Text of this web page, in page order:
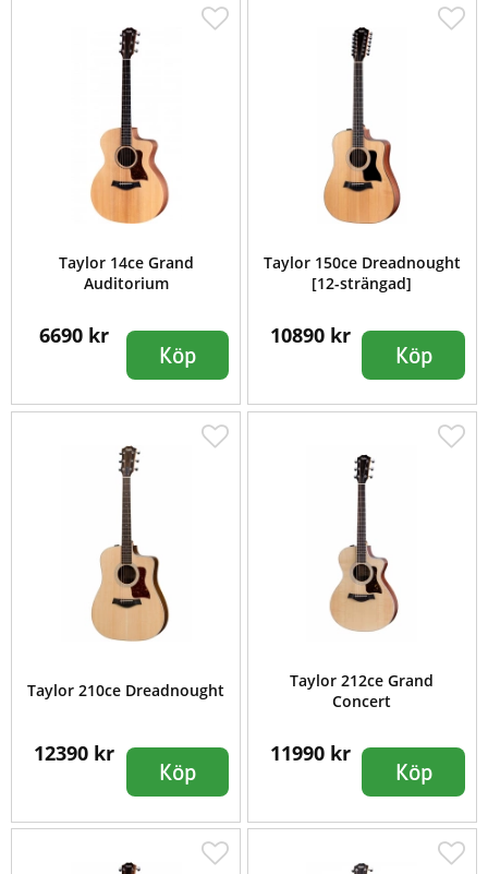
Taylor 14ce Grand
Auditorium
6690 kr
Köp
Taylor 150ce Dreadnought
[12-strängad]
10890 kr
Köp
Taylor 210ce Dreadnought
12390 kr
Köp
Taylor 212ce Grand
Concert
11990 kr
Köp